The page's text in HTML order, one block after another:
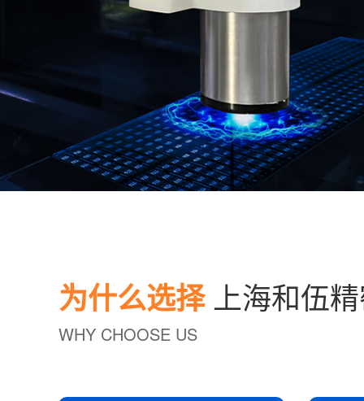
为什么选择上海和伍
WHY CHOOSE US